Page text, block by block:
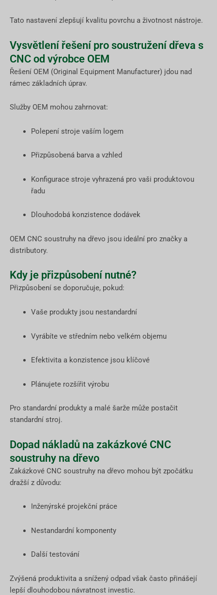
Tato nastavení zlepšují kvalitu povrchu a životnost nástroje.
Vysvětlení řešení pro soustružení dřeva s
CNC od výrobce OEM
Řešení OEM (Original Equipment Manufacturer) jdou nad
rámec základních úprav.
Služby OEM mohou zahrnovat:
Polepení stroje vaším logem
Přizpůsobená barva a vzhled
Konfigurace stroje vyhrazená pro vaši produktovou
řadu
Dlouhodobá konzistence dodávek
OEM CNC soustruhy na dřevo jsou ideální pro značky a
distributory.
Kdy je přizpůsobení nutné?
Přizpůsobení se doporučuje, pokud:
Vaše produkty jsou nestandardní
Vyrábíte ve středním nebo velkém objemu
Efektivita a konzistence jsou klíčové
Plánujete rozšířit výrobu
Pro standardní produkty a malé šarže může postačit
standardní stroj.
Dopad nákladů na zakázkové CNC
soustruhy na dřevo
Zakázkové CNC soustruhy na dřevo mohou být zpočátku
dražší z důvodu:
Inženýrské projekční práce
Nestandardní komponenty
Další testování
Zvýšená produktivita a snížený odpad však často přinášejí
lepší dlouhodobou návratnost investic.